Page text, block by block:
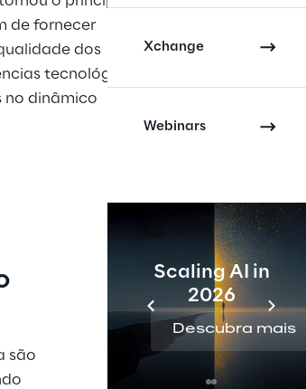
Xchange
Webinars
Scaling AI in
2026
Descubra mais
de fornecer
dos
tecnológicas
no dinâmico
são